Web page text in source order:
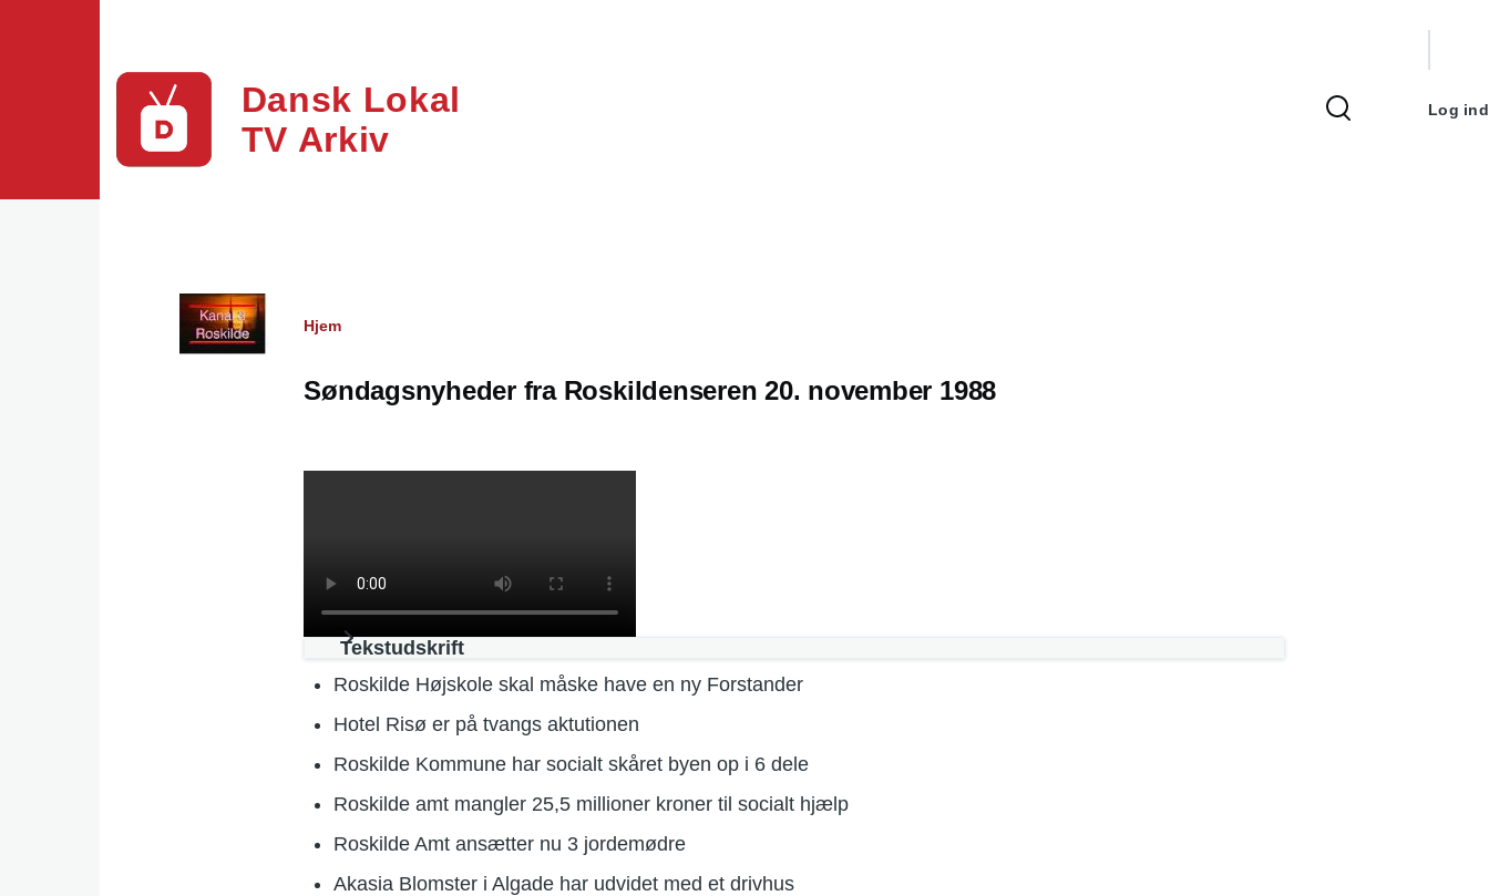
Dansk Lokal
TV Arkiv
Log ind
Brødkrumme
Hjem
Søndagsnyheder fra Roskildenseren 20. november 1988
Tekstudskrift
Roskilde Højskole skal måske have en ny Forstander
Hotel Risø er på tvangs aktutionen
Roskilde Kommune har socialt skåret byen op i 6 dele
Roskilde amt mangler 25,5 millioner kroner til socialt hjælp
Roskilde Amt ansætter nu 3 jordemødre
Akasia Blomster i Algade har udvidet med et drivhus